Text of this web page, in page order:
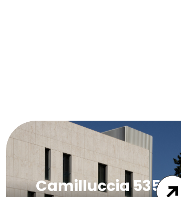
Camilluccia 535